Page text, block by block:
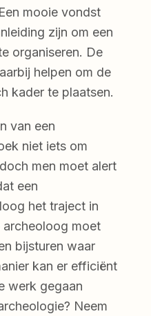
mooie vondst
zijn om een
organiseren. De
helpen om de
kader te plaatsen.
van een
niet iets om
men moet alert
een
het traject in
moet
bijsturen waar
kan er efficiënt
werk gegaan
Neem